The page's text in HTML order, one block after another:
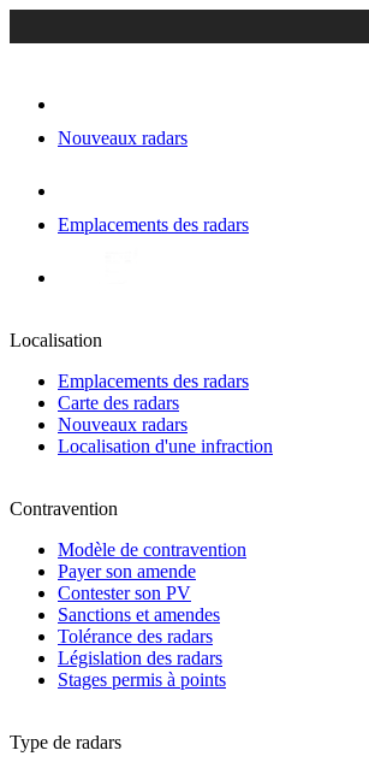
Nouveaux radars
Emplacements des radars
Localisation
Emplacements des radars
Carte des radars
Nouveaux radars
Localisation d'une infraction
Contravention
Modèle de contravention
Payer son amende
Contester son PV
Sanctions et amendes
Tolérance des radars
Législation des radars
Stages permis à points
Type de radars